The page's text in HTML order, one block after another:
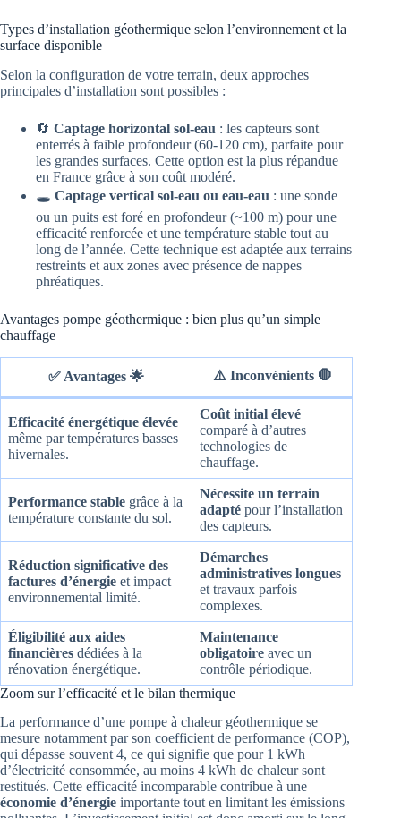
Types d’installation géothermique selon l’environnement et la
surface disponible
Selon la configuration de votre terrain, deux approches
principales d’installation sont possibles :
🔄 Captage horizontal sol-eau : les capteurs sont
enterrés à faible profondeur (60-120 cm), parfaite pour
les grandes surfaces. Cette option est la plus répandue
en France grâce à son coût modéré.
🕳️ Captage vertical sol-eau ou eau-eau : une sonde
ou un puits est foré en profondeur (~100 m) pour une
efficacité renforcée et une température stable tout au
long de l’année. Cette technique est adaptée aux terrains
restreints et aux zones avec présence de nappes
phréatiques.
Avantages pompe géothermique : bien plus qu’un simple
chauffage
✅ Avantages 🌟 ⚠️ Inconvénients 🛑
Efficacité énergétique élevée
même par températures basses
hivernales.
Coût initial élevé
comparé à d’autres
technologies de
chauffage.
Performance stable grâce à la
température constante du sol.
Nécessite un terrain
adapté pour l’installation
des capteurs.
Réduction significative des
factures d’énergie et impact
environnemental limité.
Démarches
administratives longues
et travaux parfois
complexes.
Éligibilité aux aides
financières dédiées à la
rénovation énergétique.
Maintenance
obligatoire avec un
contrôle périodique.
Zoom sur l’efficacité et le bilan thermique
La performance d’une pompe à chaleur géothermique se
mesure notamment par son coefficient de performance (COP),
qui dépasse souvent 4, ce qui signifie que pour 1 kWh
d’électricité consommée, au moins 4 kWh de chaleur sont
restitués. Cette efficacité incomparable contribue à une
économie d’énergie importante tout en limitant les émissions